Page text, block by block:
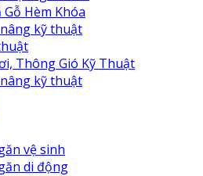
Hèm Khóa
kỹ thuật
Thông Gió Kỹ Thuật
kỹ thuật
vệ sinh
di động